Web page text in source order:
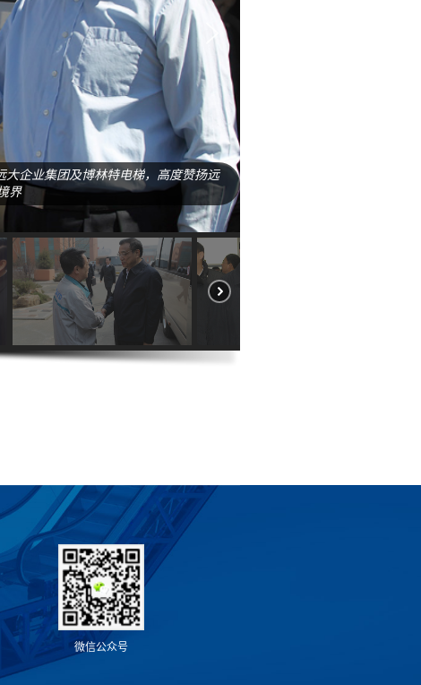
大企业集团及博林特电梯，高度赞扬远
界
微信公众号